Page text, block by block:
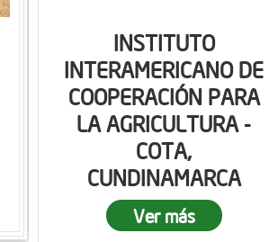
INSTITUTO
INTERAMERICANO DE
COOPERACIÓN PARA
LA AGRICULTURA -
COTA,
CUNDINAMARCA
Ver más